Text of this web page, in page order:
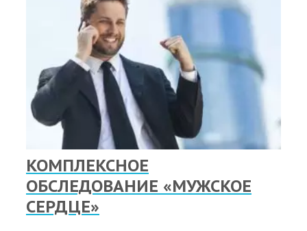
КОМПЛЕКСНОЕ
ОБСЛЕДОВАНИЕ «МУЖСКОЕ
СЕРДЦЕ»